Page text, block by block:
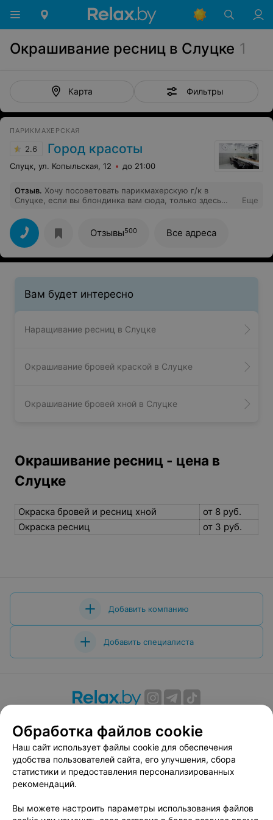
Окрашивание ресниц в Слуцке 1
Карта Фильтры
ПАРИКМАХЕРСКАЯ
2.6 Город красоты
Слуцк, ул. Копыльская, 12 до 21:00
Отзыв. Хочу посоветовать парикмахерскую г/к в
Слуцке, если вы блондинка вам сюда, только здесь
понравилось, еще очень порадовали цены на мужские
стрижки, можно без особых затрат подстричь всю
семью
Еще
Отзывы500 Все адреса
Вам будет интересно
Наращивание ресниц в Слуцке
Окрашивание бровей краской в Слуцке
Окрашивание бровей хной в Слуцке
Окрашивание ресниц - цена в
Слуцке
Окраска бровей и ресниц хной
от 8 руб.
Окраска ресниц
от 3 руб.
Добавить компанию
Добавить специалиста
Вакансии
Публичный договор
Способы оплаты
Публичный договор по использованию сервиса
«Афиша»
Пользовательское соглашение
Связаться по вопросам сотрудничества
Обработка файлов cookie
Наш сайт использует файлы cookie для обеспечения
удобства пользователей сайта, его улучшения, сбора
статистики и предоставления персонализированных
рекомендаций.
Вы можете настроить параметры использования файлов